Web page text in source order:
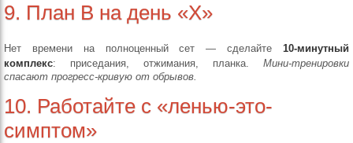
9. План B на день «Х»
Нет времени на полноценный сет — сделайте 10-минутный
комплекс: приседания, отжимания, планка. Мини-тренировки
спасают прогресс-кривую от обрывов.
10. Работайте с «ленью-это-
симптом»